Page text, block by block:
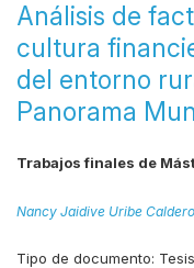
Análisis de
cultura
del entorno
Panorama
Trabajos finales de
Nancy Jaidive Uribe
Tipo de documento: